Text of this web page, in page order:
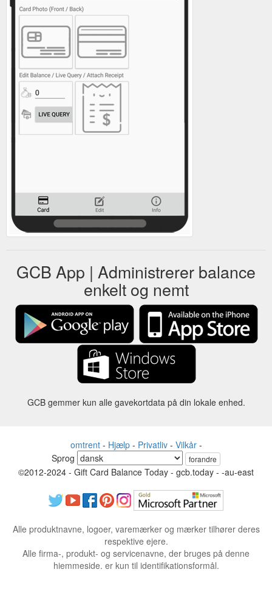
GCB App | Administrerer balance
enkelt og nemt
GCB gemmer kun alle gavekortdata på din lokale enhed.
omtrent- Hjælp- Privatliv- Vilkår-
Sprog
forandre
©2012-2024 - Gift Card Balance Today - gcb.today - -au-east
Alle produktnavne, logoer, varemærker og mærker tilhører deres
respektive ejere.
Alle firma-, produkt- og servicenavne, der bruges på denne
hjemmeside, er kun til identifikationsformål.